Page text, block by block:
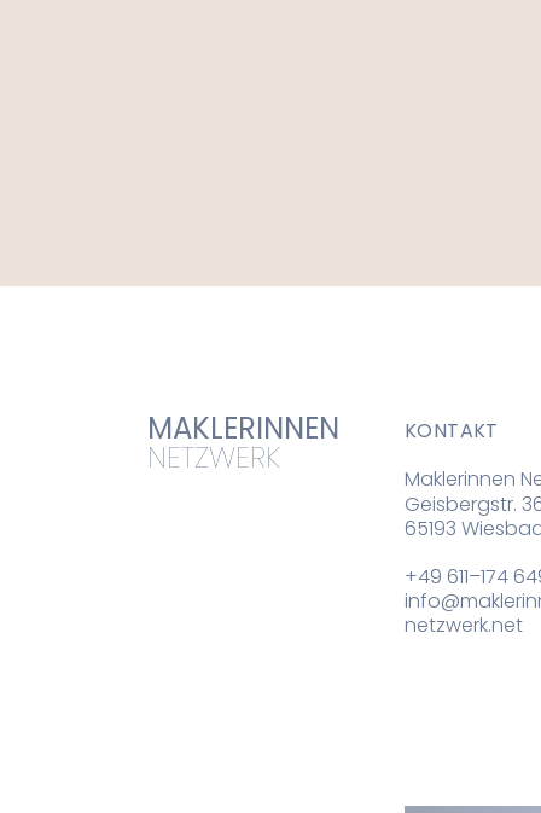
MAKLERINNEN
NETZWERK
KONTAKT
Maklerinnen
Geisbergstr.
65193
+49 611–174
netzwerk.net